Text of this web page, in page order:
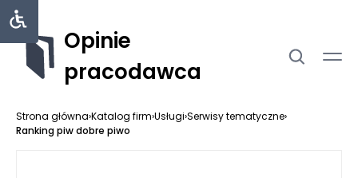
Opinie
pracodawca
Strona główna›Katalog firm›Usługi›Serwisy tematyczne›
Ranking piw dobre piwo